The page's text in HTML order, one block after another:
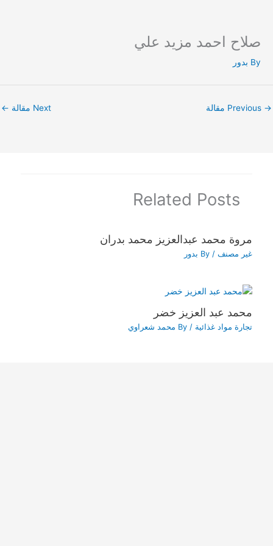
Skip
content
صلاح احمد مزيد علي
By بدور
→ Next مقالة ←
Related Posts
مروة محمد عبدالعزيز محمد بدران
غير مصنف / By بدور
محمد عبد العزيز خضر
تجارة مواد غذائية / By محمد شعراوي